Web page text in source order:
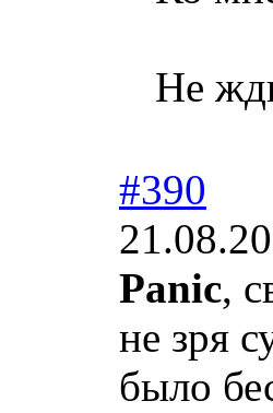
Не
#390
Panic,
не зря
было